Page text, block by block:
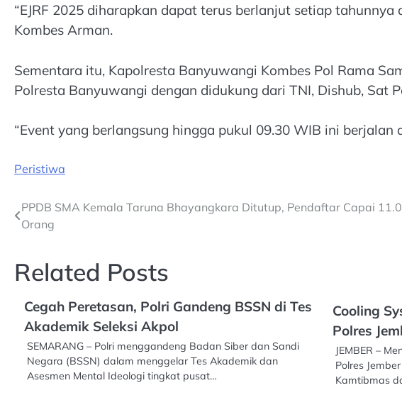
“EJRF 2025 diharapkan dapat terus berlanjut setiap
Kombes Arman.
Sementara itu, Kapolresta Banyuwangi Kombes Pol Rama
Polresta Banyuwangi dengan didukung dari TNI, Dishub, Sat
“Event yang berlangsung hingga pukul 09.30 WIB ini
Peristiwa
Post
navigation
PPDB SMA Kemala Taruna Bhayangkara Ditutup, Pendaftar Capai
Orang
Related Posts
Cegah Peretasan, Polri Gandeng BSSN di Tes
Akademik Seleksi Akpol
SEMARANG – Polri menggandeng Badan Siber dan Sandi
Negara (BSSN) dalam menggelar Tes Akademik dan
Asesmen Mental Ideologi tingkat pusat…
Cooling
Polres
JEMBER –
Polres
Kamtibmas